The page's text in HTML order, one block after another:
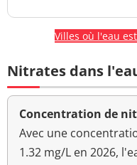
Villes où l'eau
Nitrates dans
Concentration de
Avec une
1.32 mg/L en 2026,